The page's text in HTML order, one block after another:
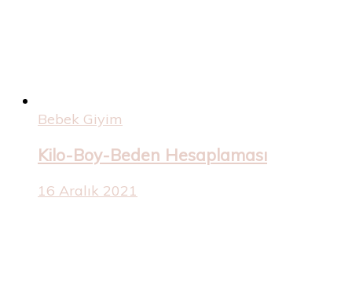
Bebek Giyim
Kilo-Boy-Beden Hesaplaması
16 Aralık 2021